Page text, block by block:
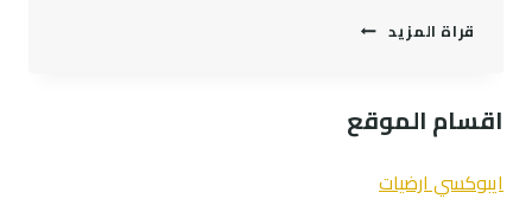
قراة المزيد دهانات
ومودرن
في
اقسام الموقع
ايبوكسي ارضيات